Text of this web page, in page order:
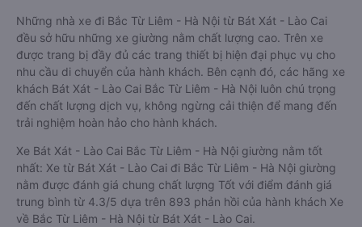
Những nhà xe đi Bắc Từ Liêm - Hà Nội từ Bát Xát - Lào Cai
đều sở hữu những xe giường nằm chất lượng cao. Trên xe
được trang bị đầy đủ các trang thiết bị hiện đại phục vụ cho
nhu cầu di chuyển của hành khách. Bên cạnh đó, các hãng xe
khách Bát Xát - Lào Cai Bắc Từ Liêm - Hà Nội luôn chú trọng
đến chất lượng dịch vụ, không ngừng cải thiện để mang đến
trải nghiệm hoàn hảo cho hành khách.
Xe Bát Xát - Lào Cai Bắc Từ Liêm - Hà Nội giường nằm tốt
nhất: Xe từ Bát Xát - Lào Cai đi Bắc Từ Liêm - Hà Nội giường
nằm được đánh giá chung chất lượng Tốt với điểm đánh giá
trung bình từ 4.3/5 dựa trên 893 phản hồi của hành khách Xe
về Bắc Từ Liêm - Hà Nội từ Bát Xát - Lào Cai.